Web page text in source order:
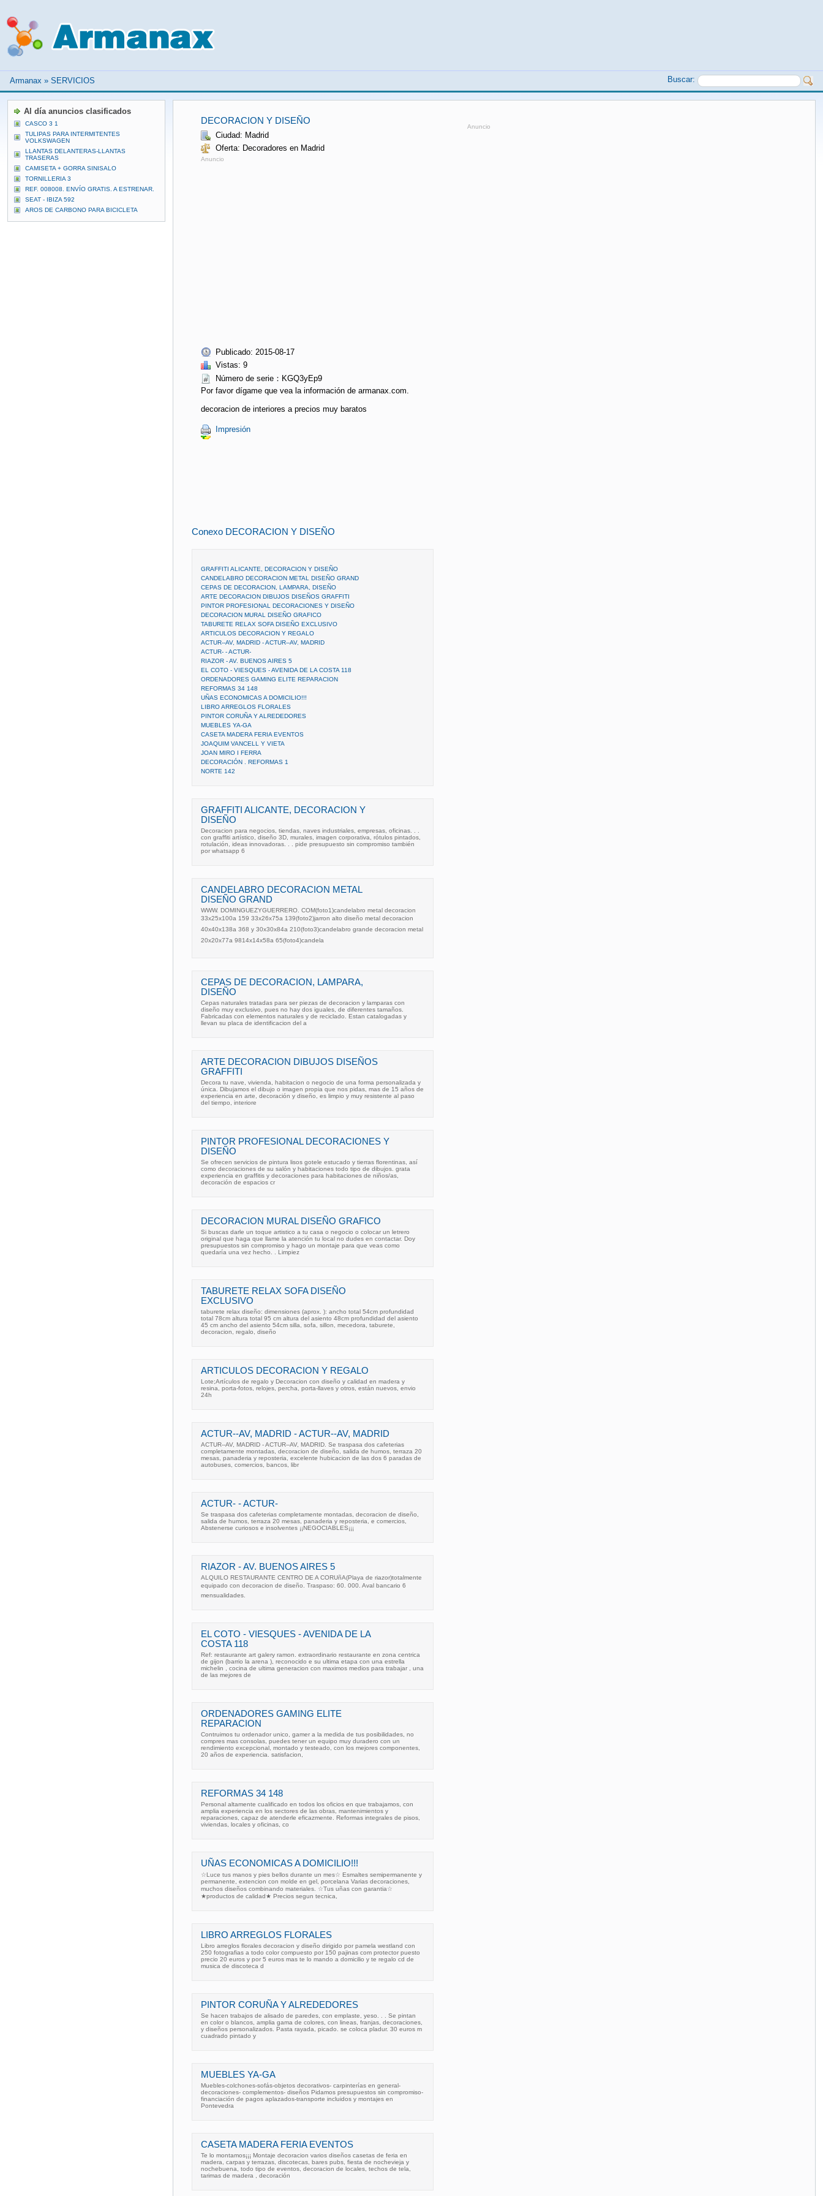
Armanax » SERVICIOS Buscar:
DECORACION Y DISEÑO
Ciudad: Madrid
Oferta: Decoradores en Madrid
Anuncio
Publicado: 2015-08-17
Vistas: 9
Número de serie：KGQ3yEp9
Por favor dígame que vea la información de armanax.com.
decoracion de interiores a precios muy baratos
Impresión
Anuncio
Conexo DECORACION Y DISEÑO
GRAFFITI ALICANTE, DECORACION Y DISEÑO
CANDELABRO DECORACION METAL DISEÑO GRAND
CEPAS DE DECORACION, LAMPARA, DISEÑO
ARTE DECORACION DIBUJOS DISEÑOS GRAFFITI
PINTOR PROFESIONAL DECORACIONES Y DISEÑO
DECORACION MURAL DISEÑO GRAFICO
TABURETE RELAX SOFA DISEÑO EXCLUSIVO
ARTICULOS DECORACION Y REGALO
ACTUR--AV, MADRID - ACTUR--AV, MADRID
ACTUR- - ACTUR-
RIAZOR - AV. BUENOS AIRES 5
EL COTO - VIESQUES - AVENIDA DE LA COSTA 118
ORDENADORES GAMING ELITE REPARACION
REFORMAS 34 148
UÑAS ECONOMICAS A DOMICILIO!!!
LIBRO ARREGLOS FLORALES
PINTOR CORUÑA Y ALREDEDORES
MUEBLES YA-GA
CASETA MADERA FERIA EVENTOS
JOAQUIM VANCELL Y VIETA
JOAN MIRO I FERRA
DECORACIÓN . REFORMAS 1
NORTE 142
GRAFFITI ALICANTE, DECORACION Y
DISEÑO
Decoracion para negocios, tiendas, naves industriales, empresas, oficinas. . .
con graffiti artístico, diseño 3D, murales, imagen corporativa, rótulos pintados,
rotulación, ideas innovadoras. . . pide presupuesto sin compromiso también
por whatsapp 6
CANDELABRO DECORACION METAL
DISEÑO GRAND
WWW. DOMINGUEZYGUERRERO. COM(foto1)candelabro metal decoracion
33x25x100a 159 33x26x75a 139(foto2)jarron alto diseño metal decoracion
40x40x138a 368 y 30x30x84a 210(foto3)candelabro grande decoracion metal
20x20x77a 9814x14x58a 65(foto4)candela
CEPAS DE DECORACION, LAMPARA,
DISEÑO
Cepas naturales tratadas para ser piezas de decoracion y lamparas con
diseño muy exclusivo, pues no hay dos iguales, de diferentes tamaños.
Fabricadas con elementos naturales y de reciclado. Estan catalogadas y
llevan su placa de identificacion del a
ARTE DECORACION DIBUJOS DISEÑOS
GRAFFITI
Decora tu nave, vivienda, habitacion o negocio de una forma personalizada y
única. Dibujamos el dibujo o imagen propia que nos pidas, mas de 15 años de
experiencia en arte, decoración y diseño, es limpio y muy resistente al paso
del tiempo, interiore
PINTOR PROFESIONAL DECORACIONES Y
DISEÑO
Se ofrecen servicios de pintura lisos gotele estucado y tierras florentinas, así
como decoraciones de su salón y habitaciones todo tipo de dibujos. grata
experiencia en graffitis y decoraciones para habitaciones de niños/as,
decoración de espacios cr
DECORACION MURAL DISEÑO GRAFICO
Si buscas darle un toque artistico a tu casa o negocio o colocar un letrero
original que haga que llame la atención tu local no dudes en contactar. Doy
presupuestos sin compromiso y hago un montaje para que veas como
quedaría una vez hecho. . Limpiez
TABURETE RELAX SOFA DISEÑO
EXCLUSIVO
taburete relax diseño: dimensiones (aprox. ): ancho total 54cm profundidad
total 78cm altura total 95 cm altura del asiento 48cm profundidad del asiento
45 cm ancho del asiento 54cm silla, sofa, sillon, mecedora, taburete,
decoracion, regalo, diseño
ARTICULOS DECORACION Y REGALO
Lote;Artículos de regalo y Decoracion con diseño y calidad en madera y
resina, porta-fotos, relojes, percha, porta-llaves y otros, están nuevos, envio
24h
ACTUR--AV, MADRID - ACTUR--AV, MADRID
ACTUR--AV, MADRID - ACTUR--AV, MADRID. Se traspasa dos cafeterias
completamente montadas, decoracion de diseño, salida de humos, terraza 20
mesas, panaderia y reposteria, excelente hubicacion de las dos 6 paradas de
autobuses, comercios, bancos, libr
ACTUR- - ACTUR-
Se traspasa dos cafeterias completamente montadas, decoracion de diseño,
salida de humos, terraza 20 mesas, panaderia y reposteria, e comercios,
Abstenerse curiosos e insolventes ¡¡NEGOCIABLES¡¡¡
RIAZOR - AV. BUENOS AIRES 5
ALQUILO RESTAURANTE CENTRO DE A CORUñA(Playa de riazor)totalmente
equipado con decoracion de diseño. Traspaso: 60. 000. Aval bancario 6
mensualidades.
EL COTO - VIESQUES - AVENIDA DE LA
COSTA 118
Ref: restaurante art galery ramon. extraordinario restaurante en zona centrica
de gijon (barrio la arena ), reconocido e su ultima etapa con una estrella
michelin , cocina de ultima generacion con maximos medios para trabajar , una
de las mejores de
ORDENADORES GAMING ELITE
REPARACION
Contruimos tu ordenador unico, gamer a la medida de tus posibilidades, no
compres mas consolas, puedes tener un equipo muy duradero con un
rendimiento excepcional, montado y testeado, con los mejores componentes,
20 años de experiencia. satisfacion,
REFORMAS 34 148
Personal altamente cualificado en todos los oficios en que trabajamos, con
amplia experiencia en los sectores de las obras, mantenimientos y
reparaciones, capaz de atenderle eficazmente. Reformas integrales de pisos,
viviendas, locales y oficinas, co
UÑAS ECONOMICAS A DOMICILIO!!!
☆Luce tus manos y pies bellos durante un mes☆ Esmaltes semipermanente y
permanente, extencion con molde en gel, porcelana Varias decoraciones,
muchos diseños combinando materiales. ☆Tus uñas con garantia☆
★productos de calidad★ Precios segun tecnica,
LIBRO ARREGLOS FLORALES
Libro arreglos florales decoracion y diseño dirigido por pamela westland con
250 fotografias a todo color compuesto por 150 pajinas com protector puesto
precio 20 euros y por 5 euros mas te lo mando a domicilio y te regalo cd de
musica de discoteca d
PINTOR CORUÑA Y ALREDEDORES
Se hacen trabajos de alisado de paredes, con emplaste, yeso. . . Se pintan
en color o blancos, amplia gama de colores, con lineas, franjas, decoraciones,
y diseños personalizados. Pasta rayada, picado. se coloca pladur. 30 euros m
cuadrado pintado y
MUEBLES YA-GA
Muebles-colchones-sofás-objetos decorativos- carpinterías en general-
decoraciones- complementos- diseños Pidamos presupuestos sin compromiso-
financiación de pagos aplazados-transporte incluidos y montajes en
Pontevedra
CASETA MADERA FERIA EVENTOS
Te lo montamos¡¡¡ Montaje decoracion varios diseños casetas de feria en
madera, carpas y terrazas, discotecas, bares pubs, fiesta de nochevieja y
nochebuena, todo tipo de eventos, decoracion de locales, techos de tela,
tarimas de madera , decoración
Al día anuncios clasificados
CASCO 3 1
TULIPAS PARA INTERMITENTES
VOLKSWAGEN
LLANTAS DELANTERAS-LLANTAS
TRASERAS
CAMISETA + GORRA SINISALO
TORNILLERIA 3
REF. 008008. ENVÍO GRATIS. A ESTRENAR.
SEAT - IBIZA 592
AROS DE CARBONO PARA BICICLETA